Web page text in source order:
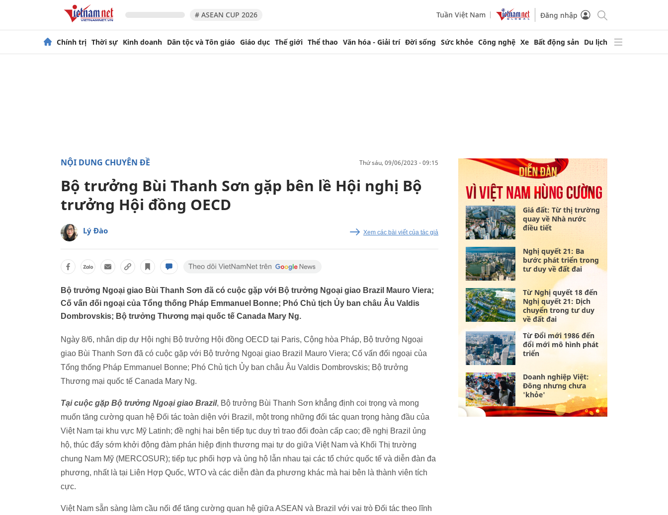
# ASEAN CUP 2026 Tuần Việt Nam Đăng nhập
Chính trị Thời sự Kinh doanh Dân tộc và Tôn giáo Giáo dục Thế giới Thể thao Văn hóa - Giải trí Đời sống Sức khỏe Công nghệ Xe Bất động sản Du lịch
NỘI DUNG CHUYÊN ĐỀ thứ sáu, 09/06/2023 - 09:15
Bộ trưởng Bùi Thanh Sơn gặp bên lề Hội nghị Bộ
trưởng Hội đồng OECD
Lý Đào Xem các bài viết của tác giả
Bộ trưởng Ngoại giao Bùi Thanh Sơn đã có cuộc gặp với Bộ trưởng Ngoại giao Brazil Mauro Viera;
Cố vấn đối ngoại của Tổng thống Pháp Emmanuel Bonne; Phó Chủ tịch Ủy ban châu Âu Valdis
Dombrovskis; Bộ trưởng Thương mại quốc tế Canada Mary Ng.
Ngày 8/6, nhân dịp dự Hội nghị Bộ trưởng Hội đồng OECD tại Paris, Cộng hòa Pháp, Bộ trưởng Ngoại
giao Bùi Thanh Sơn đã có cuộc gặp với Bộ trưởng Ngoại giao Brazil Mauro Viera; Cố vấn đối ngoại của
Tổng thống Pháp Emmanuel Bonne; Phó Chủ tịch Ủy ban châu Âu Valdis Dombrovskis; Bộ trưởng
Thương mại quốc tế Canada Mary Ng.
Tại cuộc gặp Bộ trưởng Ngoại giao Brazil, Bộ trưởng Bùi Thanh Sơn khẳng định coi trọng và mong
muốn tăng cường quan hệ Đối tác toàn diện với Brazil, một trong những đối tác quan trọng hàng đầu của
Việt Nam tại khu vực Mỹ Latinh; đề nghị hai bên tiếp tục duy trì trao đổi đoàn cấp cao; đề nghị Brazil ủng
hộ, thúc đẩy sớm khởi động đàm phán hiệp định thương mại tự do giữa Việt Nam và Khối Thị trường
chung Nam Mỹ (MERCOSUR); tiếp tục phối hợp và ủng hộ lẫn nhau tại các tổ chức quốc tế và diễn đàn đa
phương, nhất là tại Liên Hợp Quốc, WTO và các diễn đàn đa phương khác mà hai bên là thành viên tích
cực.
Việt Nam sẵn sàng làm cầu nối để tăng cường quan hệ giữa ASEAN và Brazil với vai trò Đối tác theo lĩnh
Giá đất: Từ thị trường
quay về Nhà nước
điều tiết
Nghị quyết 21: Ba
bước phát triển trong
tư duy về đất đai
Từ Nghị quyết 18 đến
Nghị quyết 21: Dịch
chuyển trong tư duy
về đất đai
Từ Đổi mới 1986 đến
đổi mới mô hình phát
triển
Doanh nghiệp Việt:
Đông nhưng chưa
'khỏe'